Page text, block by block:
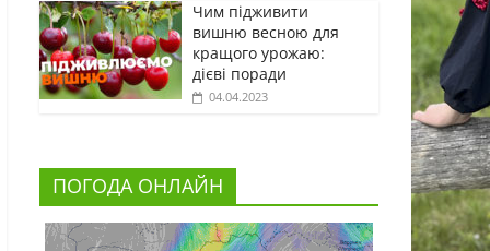
Чим підживити
вишню весною для
кращого урожаю:
дієві поради
04.04.2023
ПОГОДА ОНЛАЙН